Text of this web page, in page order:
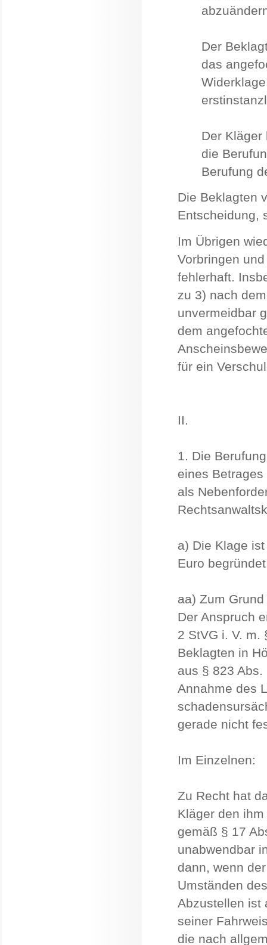
Der
das
Der Kläger
die
Berufung
Die Beklagten
Entscheidung,
Im Übrigen
Vorbringen
fehlerhaft.
zu 3) nach
unvermeidbar
dem
für ein
II.
1. Die
eines
als
a) Die Klage
Euro
aa) Zum Grund
Der Anspruch
2 StVG i. V. m.
Beklagten in
aus § 823
Annahme des
gerade nicht
Im Einzelnen:
Zu Recht hat
Kläger den
gemäß § 17
unabwendbar
dann, wenn
Umständen
Abzustellen ist
seiner
die nach